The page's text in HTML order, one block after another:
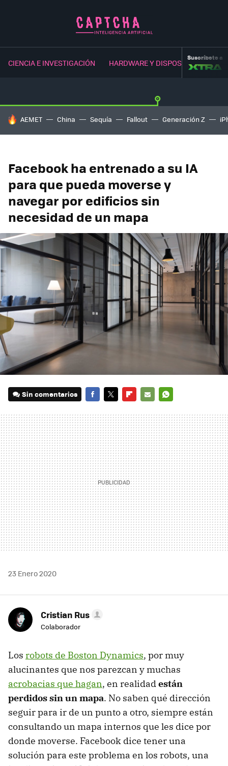
CIENCIA E INVESTIGACIÓN HARDWARE Y DISPOSITIVOSSuscríbete a
HOY SE HABLA DE
AEMET China Sequía Fallout Generación Z
Facebook ha entrenado a su IA
para que pueda moverse y
navegar por edificios sin
necesidad de un mapa
Sin comentarios
MAIL
23 Enero 2020
Cristian Rus
Colaborador
Los robots de Boston Dynamics, por muy
alucinantes que nos parezcan y muchas
acrobacias que hagan, en realidadestán
perdidos sin un mapa. No saben qué dirección
seguir para ir de un punto a otro, siempre están
consultando un mapa internos que les dice por
donde moverse. Facebook dice tener una
solución para este problema en los robots, una